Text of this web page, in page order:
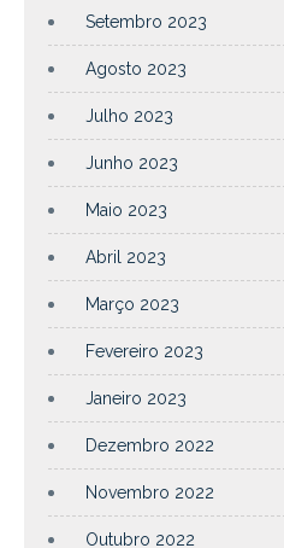
Setembro 2023
Agosto 2023
Julho 2023
Junho 2023
Maio 2023
Abril 2023
Março 2023
Fevereiro 2023
Janeiro 2023
Dezembro 2022
Novembro 2022
Outubro 2022